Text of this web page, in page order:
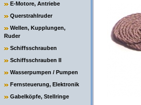
E-Motore, Antriebe
Querstrahlruder
Wellen, Kupplungen,
Ruder
Schiffsschrauben
Schiffsschrauben II
Wasserpumpen / Pumpen
Fernsteuerung, Elektronik
Gabelköpfe, Stellringe